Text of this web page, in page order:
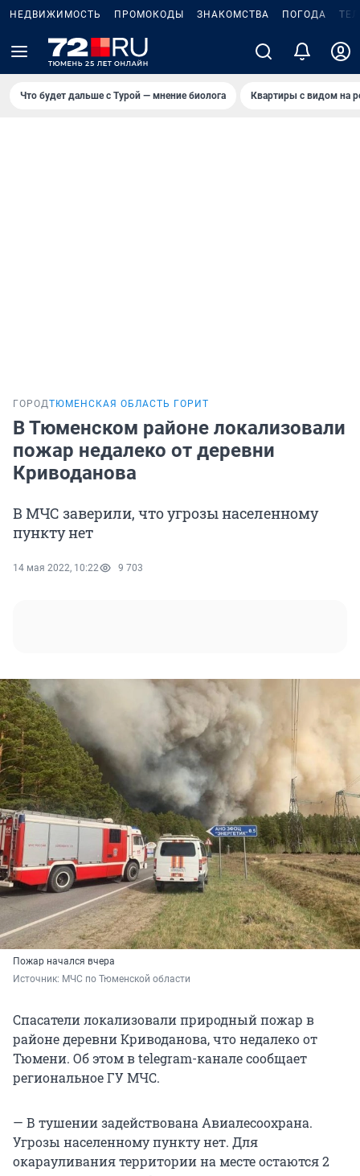
НЕДВИЖИМОСТЬ ПРОМОКОДЫ ЗНАКОМСТВА ПОГОДА
Что будет дальше с Турой — мнение биолога Квартиры с видом на
ГОРОДТЮМЕНСКАЯ ОБЛАСТЬ ГОРИТ
В Тюменском районе локализовали
пожар недалеко от деревни
Криводанова
В МЧС заверили, что угрозы населенному
пункту нет
14 мая 2022, 10:22 9 703
Пожар начался вчера
Источник: МЧС по Тюменской области
Спасатели локализовали природный пожар в
районе деревни Криводанова, что недалеко от
Тюмени. Об этом в telegram-канале сообщает
региональное ГУ МЧС.
— В тушении задействована Авиалесоохрана.
Угрозы населенному пункту нет. Для
окарауливания территории на месте остаются 2